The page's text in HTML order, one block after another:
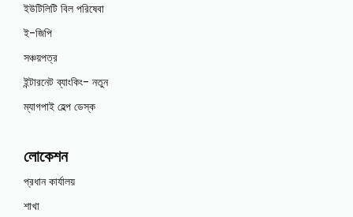
ইউটিলিটি বিল পরিষেবা
ই-জিপি
সঞ্চয়পত্র
ইন্টারনেট ব্যাংকিং- নতুন
ম্যাগপাই হেল্প ডেস্ক
লোকেশন
প্রধান কার্যালয়
শাখা